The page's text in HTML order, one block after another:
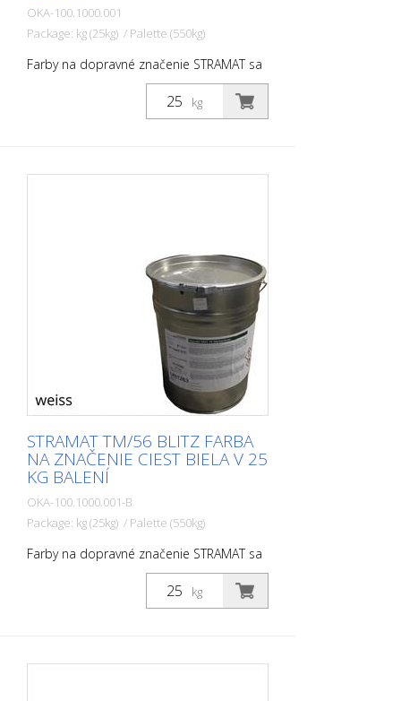
OKA-100.1000.001
Package: kg (25kg) / Palette (550kg)
Farby na dopravné značenie STRAMAT sa
používajú najmä na asfaltové alebo
betónové povrchy, na okrajové a stredové
čiary, parkovacie miesta, dopravné
kg
STRAMAT TM/56 BLITZ FARBA
NA ZNAČENIE CIEST BIELA V 25
KG BALENÍ
OKA-100.1000.001-B
Package: kg (25kg) / Palette (550kg)
Farby na dopravné značenie STRAMAT sa
používajú najmä na asfaltové alebo
betónové povrchy, na okrajové a stredové
čiary, parkovacie miesta, dopravné
sušenie.
kg